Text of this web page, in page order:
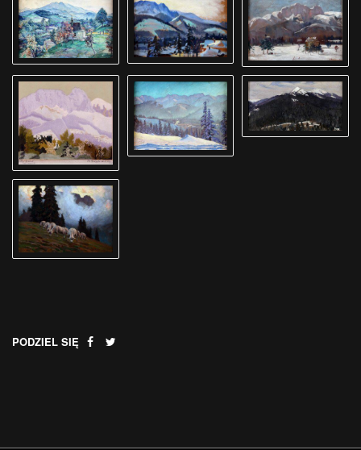
PODZIEL SIĘ